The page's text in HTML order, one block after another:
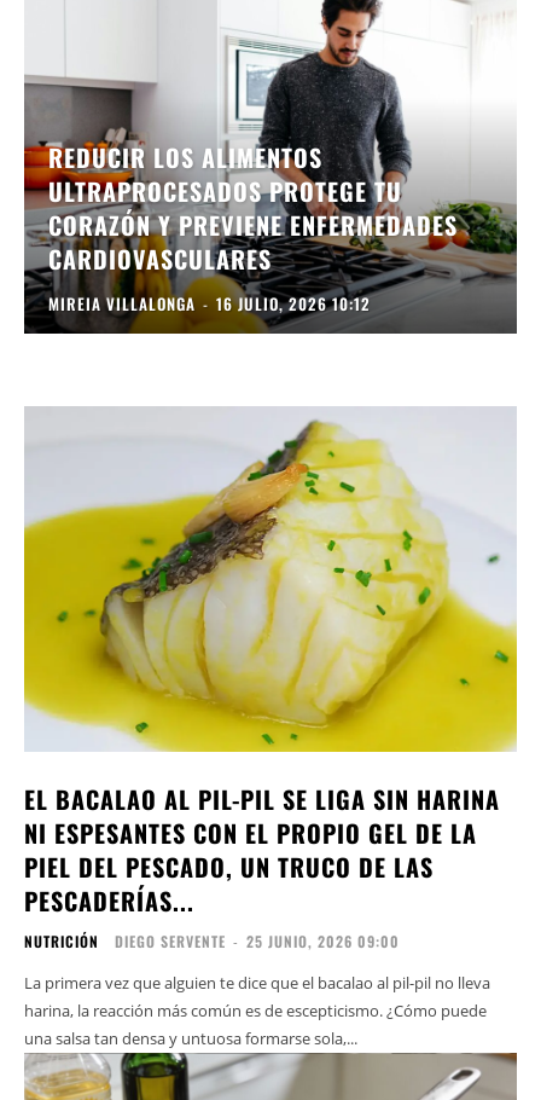
REDUCIR LOS ALIMENTOS
ULTRAPROCESADOS PROTEGE TU
CORAZÓN Y PREVIENE ENFERMEDADES
CARDIOVASCULARES
MIREIA VILLALONGA - 16 JULIO, 2026 10:12
EL BACALAO AL PIL-PIL SE LIGA SIN HARINA
NI ESPESANTES CON EL PROPIO GEL DE LA
PIEL DEL PESCADO, UN TRUCO DE LAS
PESCADERÍAS...
NUTRICIÓN DIEGO SERVENTE - 25 JUNIO, 2026 09:00
La primera vez que alguien te dice que el bacalao al pil-pil no lleva
harina, la reacción más común es de escepticismo. ¿Cómo puede
una salsa tan densa y untuosa formarse sola,...